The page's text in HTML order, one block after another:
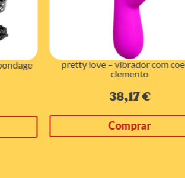
coelho
basix – rubber works pênis 16
19,09
Comprar